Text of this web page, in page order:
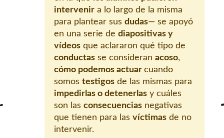
intervenir a lo largo de la misma
para plantear sus dudas— se apoyó
en una serie de diapositivas y
vídeos que aclararon qué tipo de
conductas se consideran acoso,
cómo podemos actuar cuando
somos testigos de las mismas para
impedirlas o detenerlas y cuáles
son las consecuencias negativas
que tienen para las víctimas de no
intervenir.